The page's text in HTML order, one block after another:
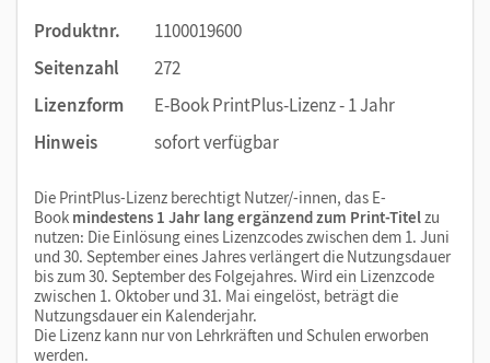
Produktnr.
1100019600
Seitenzahl
272
Lizenzform
E-Book PrintPlus-Lizenz - 1 Jahr
Hinweis
sofort verfügbar
Die PrintPlus-Lizenz berechtigt Nutzer/-innen, das E-
Book mindestens 1 Jahr lang ergänzend zum Print-Titelzu
nutzen: Die Einlösung eines Lizenzcodes zwischen dem 1. Juni
und 30. September eines Jahres verlängert die Nutzungsdauer
bis zum 30. September des Folgejahres. Wird ein Lizenzcode
zwischen 1. Oktober und 31. Mai eingelöst, beträgt die
Nutzungsdauer ein Kalenderjahr.
Die Lizenz kann nur von Lehrkräften und Schulen erworben
werden.